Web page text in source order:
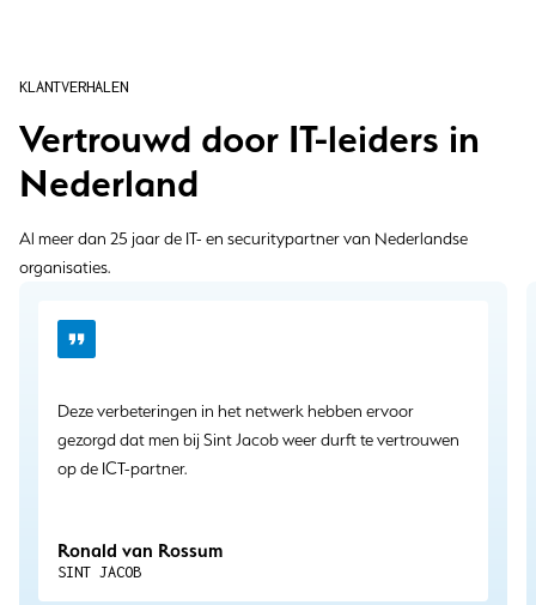
KLANTVERHALEN
Vertrouwd door IT-leiders in
Nederland
Al meer dan 25 jaar de IT- en securitypartner van Nederlandse
organisaties.
Deze verbeteringen in het netwerk hebben ervoor
gezorgd dat men bij Sint Jacob weer durft te vertrouwen
op de ICT-partner.
Ronald van Rossum
SINT JACOB